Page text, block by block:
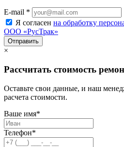
E-mail *
Я согласен на обработку
ООО «РусТрак»
×
Рассчитать стоимость
Оставьте свои данные, и наш
расчета стоимости.
Ваше имя*
Телефон*